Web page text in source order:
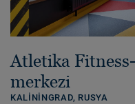
Atletika
merkezi
KALININGRAD, RUSYA